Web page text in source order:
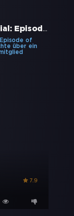
One Piece Special: Episode of Merry - Die Geschichte über ein ungewöhnliches Crewmitglied
7.9